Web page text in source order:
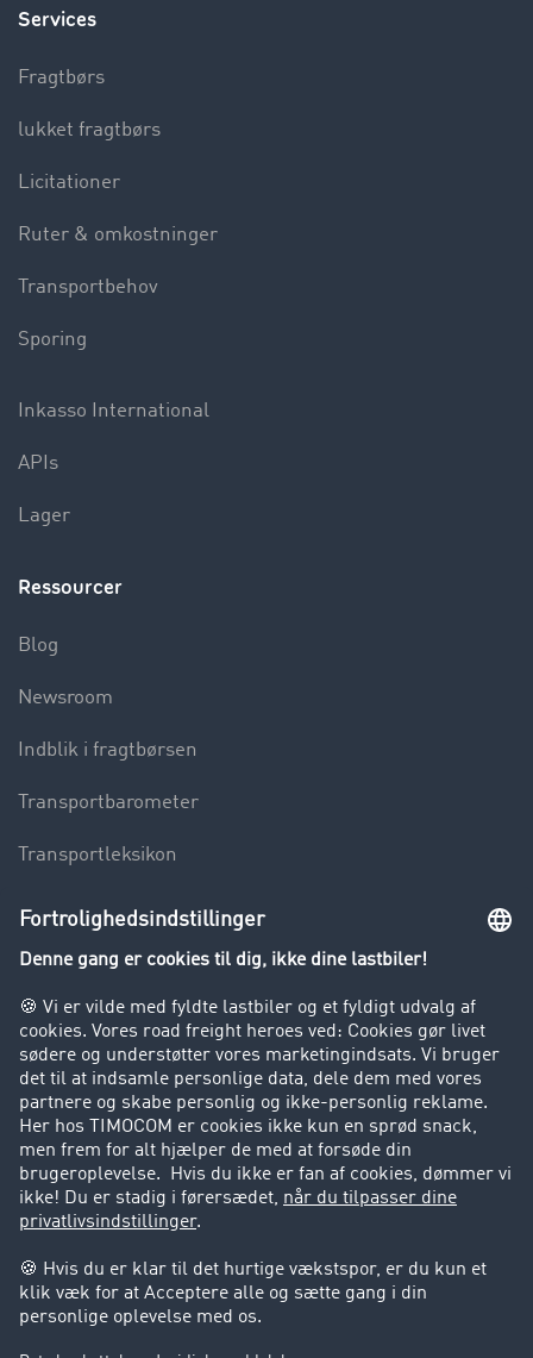
Services
Fragtbørs
lukket fragtbørs
Licitationer
Ruter & omkostninger
Transportbehov
Sporing
Inkasso International
APIs
Lager
Ressourcer
Blog
Newsroom
Indblik i fragtbørsen
Transportbarometer
Transportleksikon
Lastbilkørsel forbudt
Kunder hverver kunder
Success Stories
Support
Support
Juridiske forhold
Kolofon